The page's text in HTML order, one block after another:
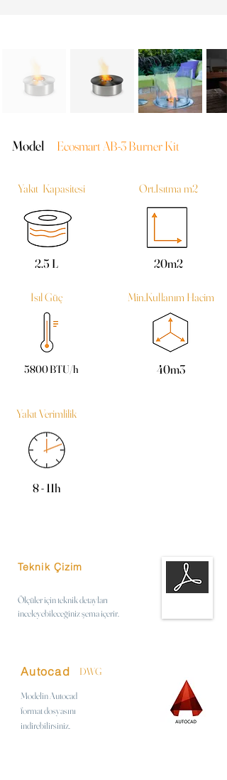
Model Ecosmart AB-3 Burner Kit
Yakıt Kapasitesi
2.5 L
Isıl Güç
5800 BTU/h
Ort.Isıtma m2
20m2
Min.Kullanım Hacim
40m3
Yakıt Verimlilik
8 - 11h
Teknik Çizim
Ölçüler için teknik detayları
inceleyebileceğiniz şema içerir.
Autocad DWG
Modelin Autocad
formatdosyasını
indirebilirsiniz.